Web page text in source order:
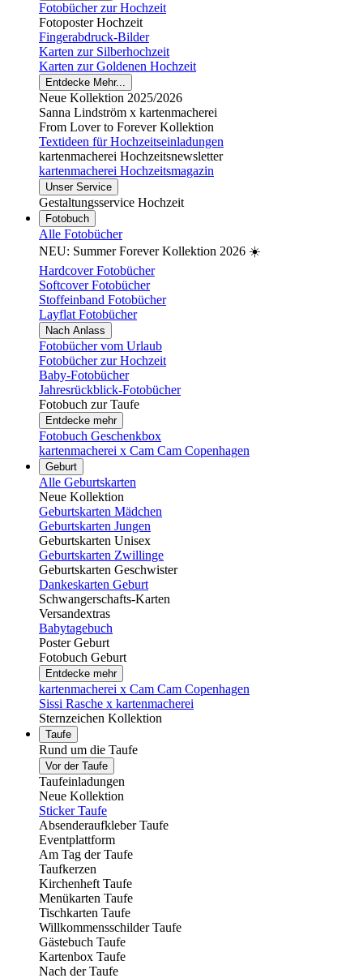
Fotobücher zur Hochzeit
Fotoposter Hochzeit
Fingerabdruck-Bilder
Karten zur Silberhochzeit
Karten zur Goldenen Hochzeit
Entdecke Mehr...
Neue Kollektion 2025/2026
Sanna Lindström x kartenmacherei
From Lover to Forever Kollektion
Textideen für Hochzeitseinladungen
kartenmacherei Hochzeitsnewsletter
kartenmacherei Hochzeitsmagazin
Unser Service
Gestaltungsservice Hochzeit
Fotobuch
Alle Fotobücher
NEU: Summer Forever Kollektion 2026 ☀️
Hardcover Fotobücher
Softcover Fotobücher
Stoffeinband Fotobücher
Layflat Fotobücher
Nach Anlass
Fotobücher vom Urlaub
Fotobücher zur Hochzeit
Baby-Fotobücher
Jahresrückblick-Fotobücher
Fotobuch zur Taufe
Entdecke mehr
Fotobuch Geschenkbox
kartenmacherei x Cam Cam Copenhagen
Geburt
Alle Geburtskarten
Neue Kollektion
Geburtskarten Mädchen
Geburtskarten Jungen
Geburtskarten Unisex
Geburtskarten Zwillinge
Geburtskarten Geschwister
Dankeskarten Geburt
Schwangerschafts-Karten
Versandextras
Babytagebuch
Poster Geburt
Fotobuch Geburt
Entdecke mehr
kartenmacherei x Cam Cam Copenhagen
Sissi Rasche x kartenmacherei
Sternzeichen Kollektion
Taufe
Rund um die Taufe
Vor der Taufe
Taufeinladungen
Neue Kollektion
Sticker Taufe
Absenderaufkleber Taufe
Eventplattform
Am Tag der Taufe
Taufkerzen
Kirchenheft Taufe
Menükarten Taufe
Tischkarten Taufe
Willkommensschilder Taufe
Gästebuch Taufe
Kartenbox Taufe
Nach der Taufe